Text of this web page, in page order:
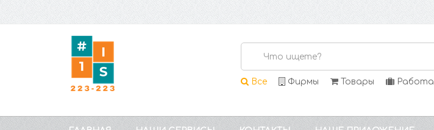
Все Фирмы Товары Работа